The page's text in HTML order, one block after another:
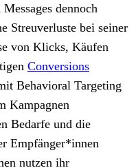
dennoch
Streuverluste bei seiner
von Klicks, Käufen
Conversions
Behavioral Targeting
Kampagnen
Bedarfe und die
Empfänger*innen
nutzen ihr